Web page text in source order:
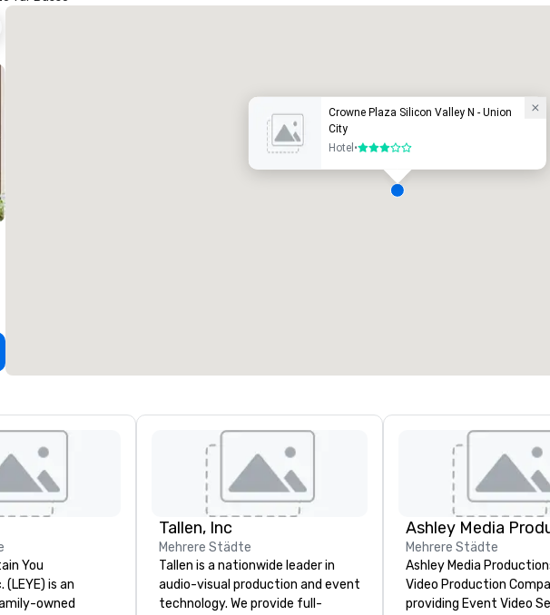
Crowne Plaza Silicon Valley N - Union
City
Hotel •3 von 5
You
(LEYE) is an
owned
Tallen, Inc
Mehrere Städte
Tallen is a nationwide leader in
audio-visual production and event
technology. We provide full-
Ashley Media
Mehrere Städte
Ashley Media
Video Production
providing Event Video